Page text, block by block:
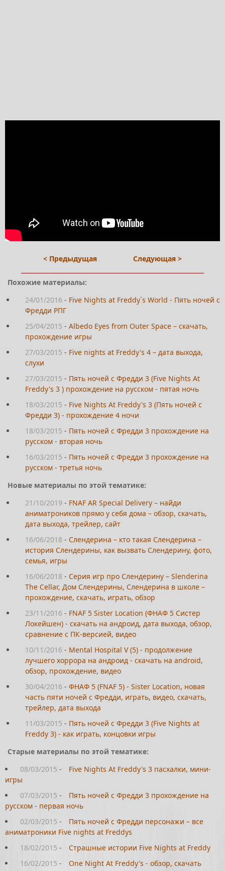
< Предыдущая Следующая >
Похожие материалы:
24/01/2016 - Five Nights at Freddy`s World - Пять ночей с
Фредди РПГ
25/04/2015 - Albedo Eyes from Outer Space – скачать,
прохождение игры
27/03/2015 - Five nights at Freddy's 4 – дата выхода,
слухи
27/03/2015 - Пять ночей с Фредди 3 (Five Nights At
Freddy's 3 ) прохождение на русском - пятая ночь
18/03/2015 - Five Nights At Freddy's 3 (Пять ночей с
Фредди 3) - прохождение 4 ночи
18/03/2015 - Пять ночей с Фредди 3 прохождение на
русском - вторая ночь
16/03/2015 - Пять ночей с Фредди 3 прохождение на
русском - третья ночь
Новые материалы по этой тематике:
21/10/2019 - FNAF AR Special Delivery – найди
аниматроников прямо у себя дома – обзор, скачать,
дата выхода, трейлер, сайт
16/06/2018 - Слендерина – кто такая Слендерина –
история Слендерины, как вызвать Слендерину, фото,
семья, игры
16/06/2018 - Серия игр про Слендерину – Slenderina
The Cellar, Дом Слендерины, Слендерина в школе –
прохождение, скачать, играть, обзор
23/11/2016 - FNAF 5 Sister Location (ФНАФ 5 Систер
Локейшен) - скачать на андроид, дата выхода, обзор,
сравнение с ПК-версией, видео
10/11/2016 - Mental Hospital V (5) - продолжение
лучшего хоррора на андроид - скачать на android,
обзор, прохождение, видео
30/04/2016 - ФНАФ 5 (FNАF 5) - Sister Location, новая
часть пяти ночей с Фредди, играть, видео, скачать,
трейлер, дата выхода
11/03/2015 - Пять ночей с Фредди 3 (Five Nights at
Freddy 3) - как играть, концовки игры
Старые материалы по этой тематике:
08/03/2015 -
Five Nights At Freddy's 3 пасхалки, мини-
игры
07/03/2015 -
Пять ночей с Фредди 3 прохождение на
русском - первая ночь
02/03/2015 -
Пять ночей с Фредди персонажи – все
аниматроники Five nights at Freddys
18/02/2015 -
Страшные истории Five Nights at Freddy
16/02/2015 - One Night At Freddy's - обзор, скачать